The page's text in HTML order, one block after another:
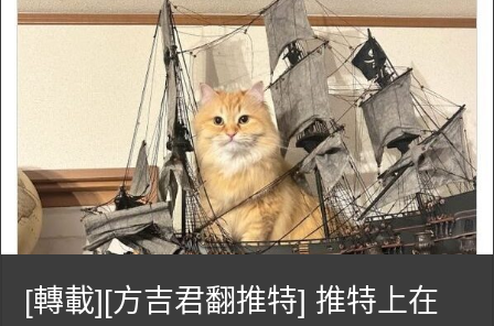
[轉載][方吉君翻推特] 推特上在